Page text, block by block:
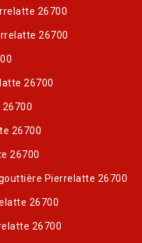
26700
26700
26700
26700
26700
Pierrelatte 26700
26700
26700